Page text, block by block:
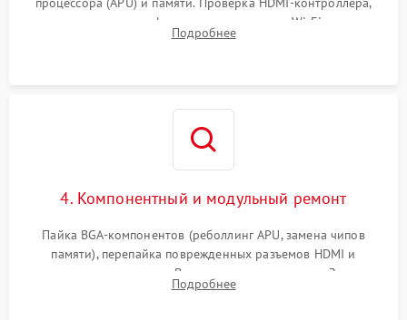
микросхем флеш-памяти и модуля Wi-Fi
Подробнее
4. Компонентный и модульный ремонт
Пайка BGA-компонентов (реболлинг APU, замена чипов
памяти), перепайка поврежденных разъемов HDMI и
контроллеров питания. Восстановление дорожек. Замена
неисправного жесткого диска, SSD или лазерной головки
Подробнее